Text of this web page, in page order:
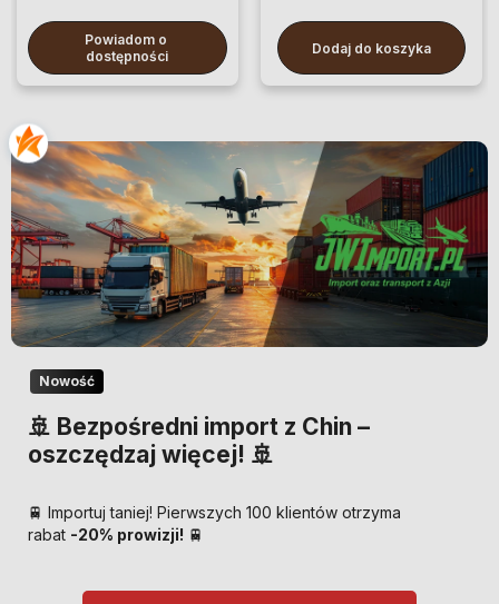
Powiadom o
dostępności
Dodaj do koszyka
Nowość
🚢 Bezpośredni import z Chin –
oszczędzaj więcej! 🚢
🚆 Importuj taniej! Pierwszych 100 klientów otrzyma
rabat -20% prowizji! 🚆